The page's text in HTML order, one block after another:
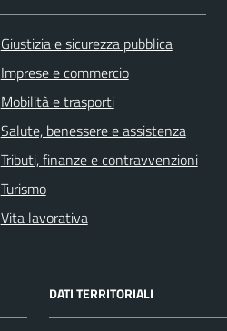
Giustizia e sicurezza pubblica
Imprese e commercio
Mobilità e trasporti
Salute, benessere e assistenza
Tributi, finanze e contravvenzioni
Turismo
Vita lavorativa
DATI TERRITORIALI